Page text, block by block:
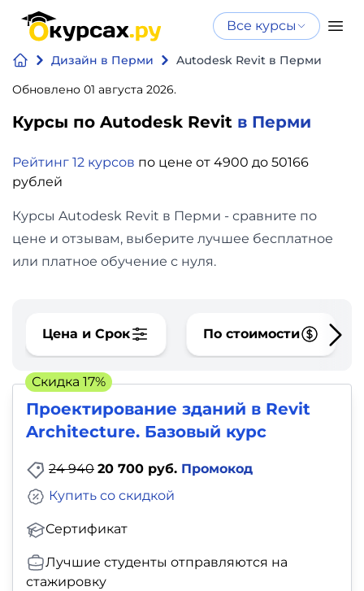
Все курсы
Дизайн в Перми
Autodesk Revit в Перми
Обновлено 01 августа 2026.
Курсы по Autodesk Revit в Перми
Рейтинг 12 курсов по цене от 4900 до 50166
рублей
Курсы Autodesk Revit в Перми - сравните по
цене и отзывам, выберите лучшее бесплатное
или платное обучение с нуля.
Цена и Срок По стоимости
Проектирование зданий в Revit
Architecture. Базовый курс
24 940 20 700 руб. Промокод
Сертификат
Купить со скидкой
Лучшие студенты отправляются на
стажировку
Скидка 17%
Нейросеть
Программирование
Бизнес
и
финансы
Дизайн
Видео,
фото,
аудио
Маркетинг
Иностранный
язык
детей
Курсы по
искусственному
Курсы по нейросетям